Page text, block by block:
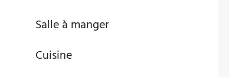
Salle à manger
Cuisine